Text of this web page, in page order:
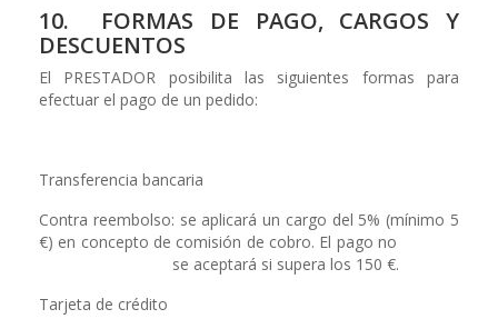
10. FORMAS DE PAGO, CARGOS Y
DESCUENTOS
El PRESTADOR posibilita las siguientes formas para
efectuar el pago de un pedido:
Transferencia bancaria
Contra reembolso: se aplicará un cargo del 5% (mínimo 5
€) en concepto de comisión de cobro. El pago no
se aceptará si supera los 150 €.
Tarjeta de crédito